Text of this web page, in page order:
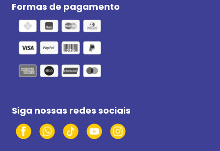
Formas de pagamento
Siga nossas redes sociais